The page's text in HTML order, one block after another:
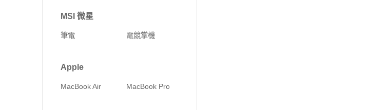
MSI 微星
筆電 電競掌機
Apple
MacBook Air MacBook Pro